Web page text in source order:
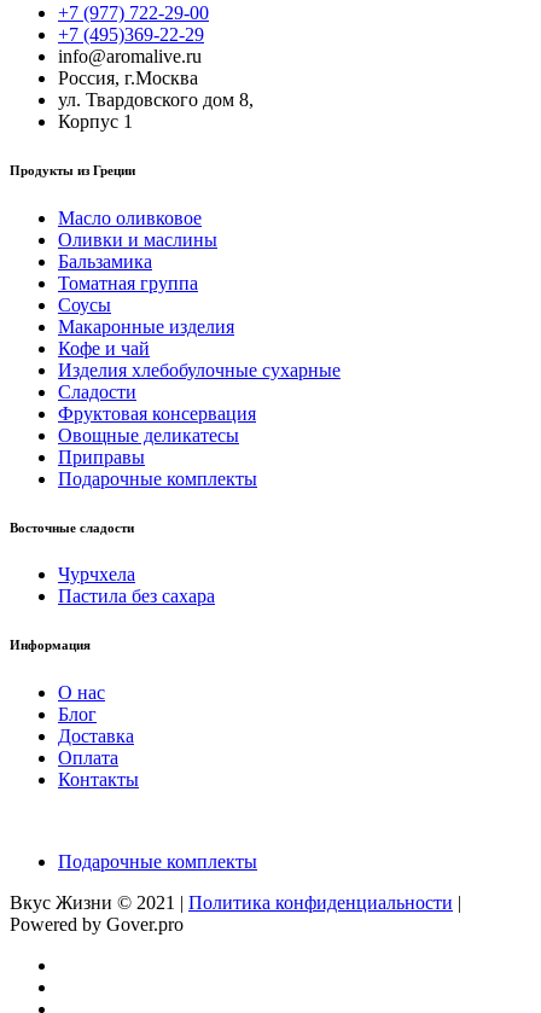
+7 (977) 722-29-00
+7 (495)369-22-29
info@aromalive.ru
Россия, г.Москва
ул. Твардовского дом 8,
Корпус 1
Продукты из Греции
Масло оливковое
Оливки и маслины
Бальзамика
Томатная группа
Соусы
Макаронные изделия
Кофе и чай
Изделия хлебобулочные сухарные
Сладости
Фруктовая консервация
Овощные деликатесы
Приправы
Подарочные комплекты
Восточные сладости
Чурчхела
Пастила без сахара
Информация
О нас
Блог
Доставка
Оплата
Контакты
Подарочные комплекты
Вкус Жизни © 2021 | Политика конфиденциальности |
Powered by Gover.pro